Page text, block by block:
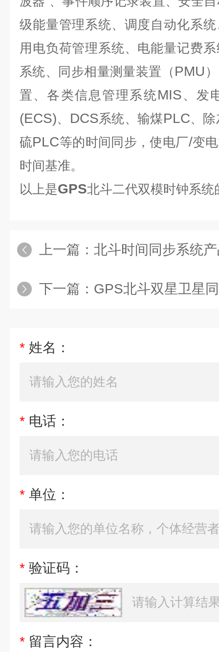
级能量管理系统、调度自动化系
用电负荷管理系统、电能量记费
系统、同步相量测量装置（ PMU
置、各类信息管理系统MIS 、发
(ECS)、 DCS系统、输煤PLC、
硫PLC等的时间同步，使电厂/变
时间基准。
以上是GPS北斗二代双模时钟系统
上一篇： 北斗时间同步系统
下一篇： GPS北斗双星卫星
* 姓名：
* 电话：
* 单位：
* 验证码：
* 留言内容：